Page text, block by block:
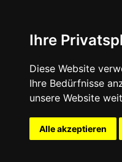
Ihre
Diese Website
Ihre Bedürfnisse
unsere Website
Alle akzeptieren